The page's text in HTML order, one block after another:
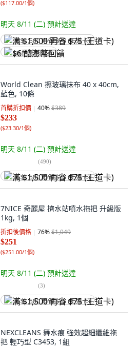
($117.00/1個)
明天 8/11 (二) 預計送達
满 $1,500 再省 $75 (王道卡)
$6 酷澎幣回饋
World Clean 擦玻璃抹布 40 x 40cm,
藍色, 10條
首購折扣價 40%$389
$233
($23.30/1個)
明天 8/11 (二) 預計送達
(490)
满 $1,500 再省 $75 (王道卡)
7NICE 奇麗屋 擠水站噴水拖把 升級版
1kg, 1個
折扣後價格 76%$1,049
$251
($251.00/1個)
明天 8/11 (二) 預計送達
(3)
满 $1,500 再省 $75 (王道卡)
NEXCLEANS 舞水痕 強效超細纖維拖
把 輕巧型 C3453, 1組